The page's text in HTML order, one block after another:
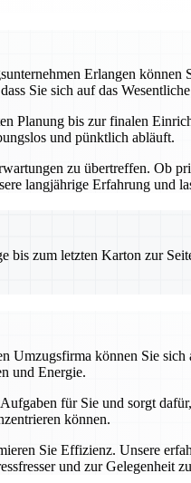
Erlangen können
Sie sich auf das
Planung bis zur finalen
und pünktlich abläuft.
zu übertreffen. Ob
langjährige Erfahrung und
bis zum letzten Karton zur
Umzugsfirma können Sie
und Energie.
für Sie und sorgt
können.
Sie Effizienz. Unsere
und zur Gelegenheit